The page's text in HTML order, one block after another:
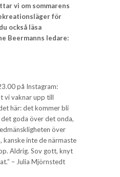
vi om sommarens
för
också läsa
Beermanns ledare:
på Instagram:
vi vaknar upp till
här: det kommer bli
goda över det onda,
över
kanske inte de närmaste
Aldrig. Sov gott, knyt
– Julia Mjörnstedt